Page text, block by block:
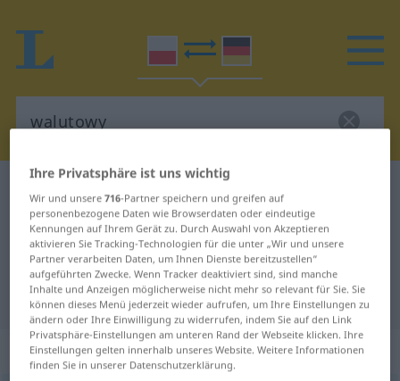
Polnisch-Deutsch Übersetzung für
"walutowy"
"walutowy" Deutsch Übersetzung
„walutowy“
Ihre Privatsphäre ist uns wichtig
Wir und unsere716-Partner speichern und greifen auf
personenbezogene Daten wie Browserdaten oder eindeutige
Kennungen auf Ihrem Gerät zu. Durch Auswahl von Akzeptieren
aktivieren Sie Tracking-Technologien für die unter „Wir und unsere
Partner verarbeiten Daten, um Ihnen Dienste bereitzustellen“
aufgeführten Zwecke. Wenn Tracker deaktiviert sind, sind manche
Inhalte und Anzeigen möglicherweise nicht mehr so relevant für Sie. Sie
können dieses Menü jederzeit wieder aufrufen, um Ihre Einstellungen zu
ändern oder Ihre Einwilligung zu widerrufen, indem Sie auf den Link
Privatsphäre-Einstellungen am unteren Rand der Webseite klicken. Ihre
Einstellungen gelten innerhalb unseres Website. Weitere Informationen
finden Sie in unserer Datenschutzerklärung.